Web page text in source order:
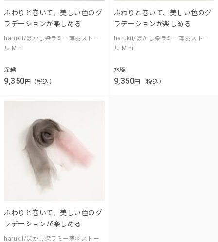
ふわりと巻いて、美しい色のグ
ラデーションが楽しめる
harukii/ぼかし染ラミー薄羽ストー
ル Mini
深縹
9,350円（税込）
ふわりと巻いて、美しい色のグ
ラデーションが楽しめる
harukii/ぼかし染ラミー薄羽ストー
ル Mini
水縹
9,350円（税込）
ふわりと巻いて、美しい色のグ
ラデーションが楽しめる
harukii/ぼかし染ラミー薄羽ストー